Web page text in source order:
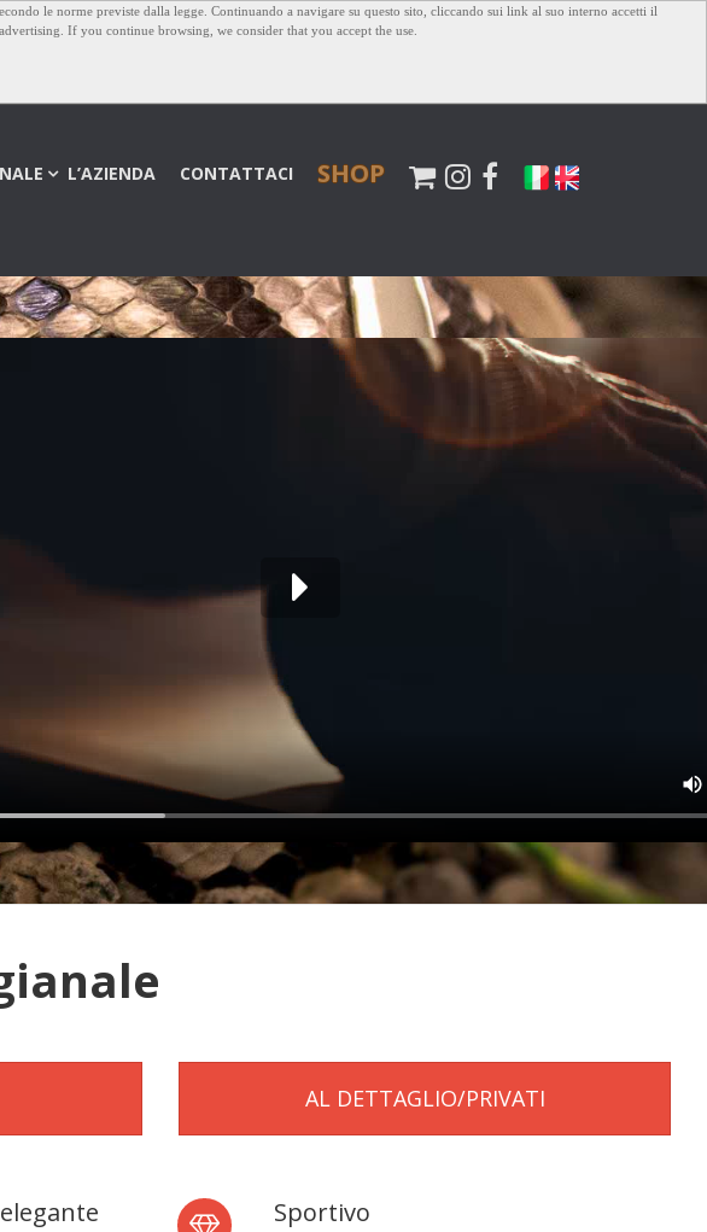
le norme previste dalla legge. Continuando a navigare su questo sito, cliccando sui link al suo interno accetti il
If you continue browsing, we consider that you accept the use.
L’AZIENDA CONTATTACI SHOP
AL DETTAGLIO/PRIVATI
Sportivo